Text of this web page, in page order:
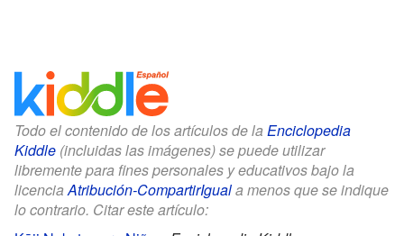
Todo el contenido de los artículos de la Enciclopedia
Kiddle (incluidas las imágenes) se puede utilizar
libremente para fines personales y educativos bajo la
licenciaAtribución-CompartirIguala menos que se indique
lo contrario. Citar este artículo: